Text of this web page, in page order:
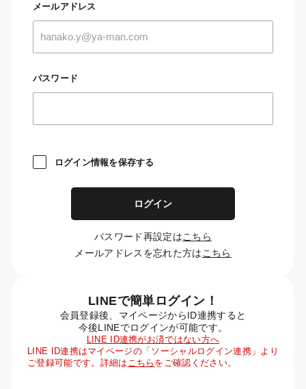
メールアドレス
パスワード
ログイン情報を保存する
ログイン
パスワード再設定はこちら
メールアドレスを忘れた方は こちら
LINEで簡単ログイン！
会員登録後、マイページからID連携すると
今後LINEでログインが可能です。
LINE ID連携がお済ではない方へ
LINE ID連携はマイページの「ソーシャルログイン連携」より
ご登録可能です。詳細は こちら をご確認ください。